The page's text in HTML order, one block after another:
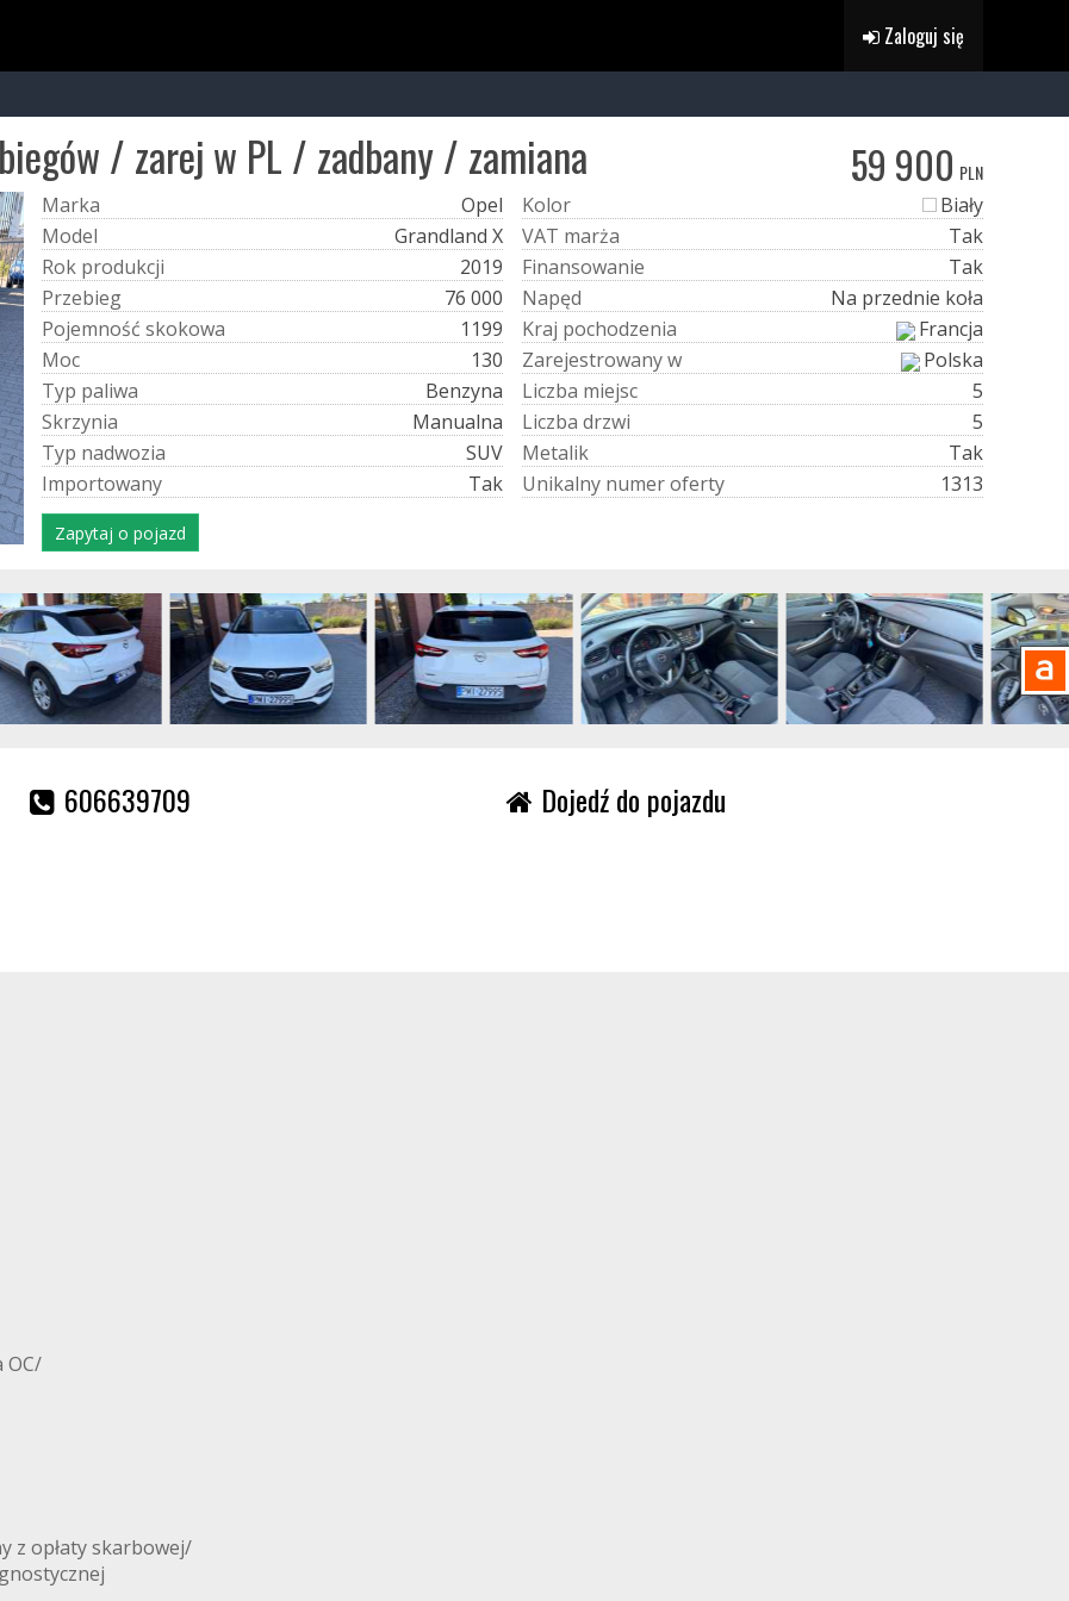
Zaloguj się
/ zarej w PL / zadbany / zamiana 59 900 PLN
Marka
Opel
Model
Grandland X
Rok produkcji
2019
Przebieg
76 000
Pojemność skokowa
1199
Moc
130
Typ paliwa
Benzyna
Skrzynia
Manualna
Typ nadwozia
SUV
Importowany Tak
Kolor
Biały
VAT marża
Tak
Finansowanie
Tak
Napęd
Na przednie koła
Kraj pochodzenia
Francja
Zarejestrowanyw
Polska
Liczba miejsc
5
Liczba drzwi
5
Metalik
Tak
Unikalny numeroferty 1313
Zapytaj o pojazd
606639709 Dojedź do pojazdu
OC/
z opłaty skarbowej/